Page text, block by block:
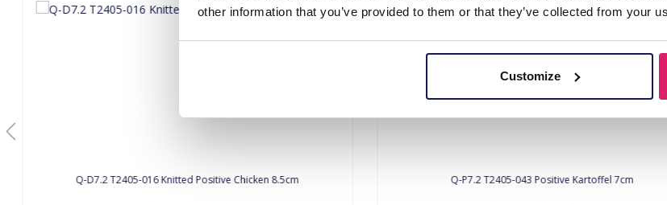
other information that you’ve provided to them or that they’ve collected from your
Customize
Q-D7.2 T2405-016 Knitted Positive Chicken 8.5cm Q-P7.2 T2405-043 Positive Kartoffel 7cm